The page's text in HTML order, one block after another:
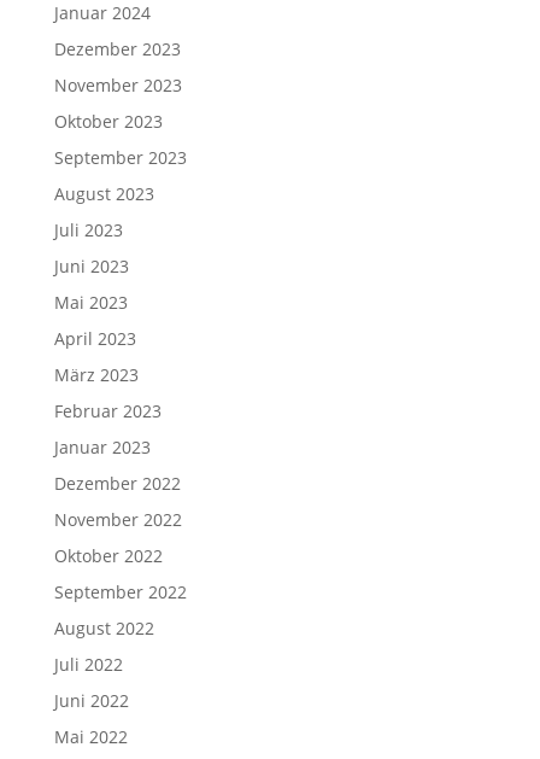
Januar 2024
Dezember 2023
November 2023
Oktober 2023
September 2023
August 2023
Juli 2023
Juni 2023
Mai 2023
April 2023
März 2023
Februar 2023
Januar 2023
Dezember 2022
November 2022
Oktober 2022
September 2022
August 2022
Juli 2022
Juni 2022
Mai 2022